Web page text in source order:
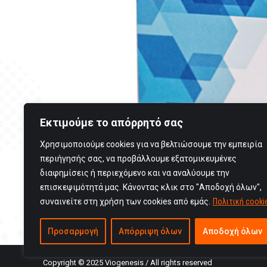
Εκτιμούμε το απόρρητό σας
Χρησιμοποιούμε cookies για να βελτιώσουμε την εμπειρία
περιήγησής σας, να προβάλλουμε εξατομικευμένες
διαφημίσεις ή περιεχόμενο και να αναλύουμε την
επισκεψιμότητά μας. Κάνοντας κλικ στο "Αποδοχή όλων",
συναινείτε στη χρήση των cookies από εμάς.
Πολιτική
Προσαρμογή Απόρριψη όλων Αποδοχή όλων
Copyright © 2025 Viogenesis / All rights reserved